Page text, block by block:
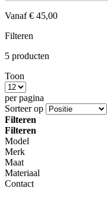
Vanaf € 45,00
Filteren
5 producten
Toon
per pagina
Sorteer op
Filteren
Filteren
Model
Merk
Maat
Materiaal
Contact